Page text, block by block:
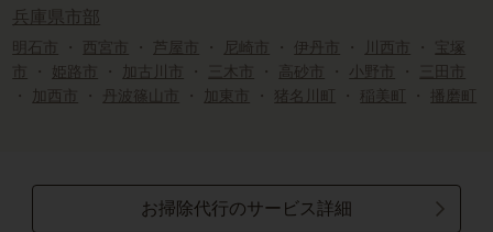
兵庫県市部
明石市 ・ 西宮市 ・ 芦屋市 ・ 尼崎市 ・ 伊丹市 ・ 川西市 ・
宝塚
・ 姫路市 ・ 加古川市 ・ 三木市 ・ 高砂市 ・ 小野市 ・
三田市
・ 加西市 ・ 丹波篠山市 ・ 加東市 ・ 猪名川町 ・ 稲美町 ・ 播磨町
お掃除代行のサービス詳細